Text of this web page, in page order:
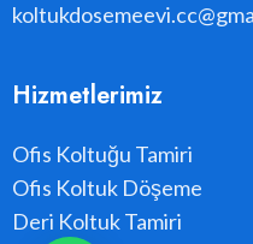
Hizmetlerimiz
Ofis Koltuğu Tamiri
Ofis Koltuk Döşeme
Deri Koltuk Tamiri